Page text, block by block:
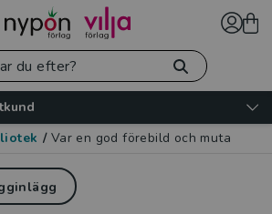
/ Var en god förebild och muta